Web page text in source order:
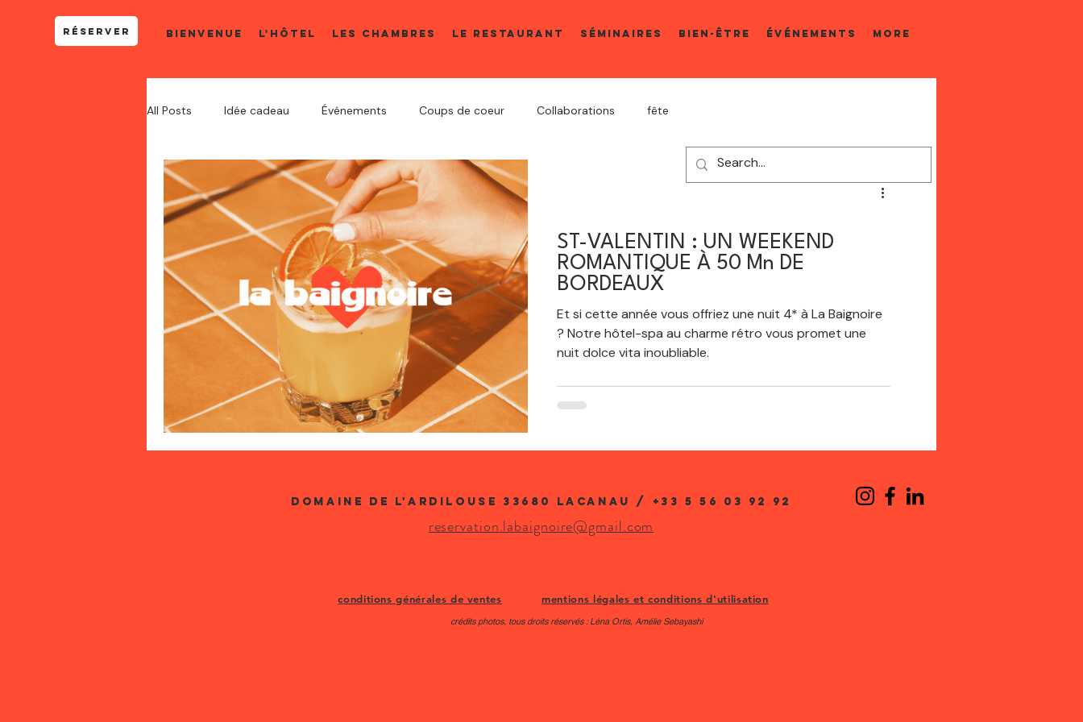
RÉSERVER Bienvenue L'HÔTEL LES CHAMBRES LE RESTAURANT SÉMINAIRES BIEN-ÊTRE ÉVÉNEMENTS More
All Posts Idée cadeau Événements Coups de coeur Collaborations fête
ST-VALENTIN : UN WEEKEND
ROMANTIQUE À 50 Mn DE
BORDEAUX
Et si cette année vous offriez une nuit 4* à La Baignoire
? Notre hôtel-spa au charme rétro vous promet une
nuit dolce vita inoubliable.
DOMAINE de L'ARDILOUSE 33680 Lacanau / +33 5 56 03 92 92
reservation.labaignoire@gmail.com​
conditions générales de ventes mentions légales et conditions d'utilisation
crédits photos, tous droits réservés : Léna Ortis, Amélie Sebayashi